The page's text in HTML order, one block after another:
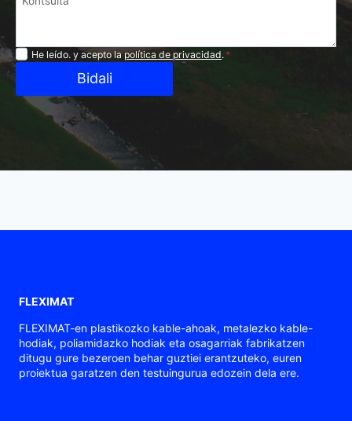
Privacidad
He leído. y acepto lapolítica de privacidad. *
Bidali
FLEXIMAT
FLEXIMAT-en plastikozko kable-ahoak, metalezko kable-
hodiak, poliamidazko hodiak eta osagarriak fabrikatzen
ditugu gure bezeroen behar guztiei erantzuteko, euren
proiektua garatzen den testuingurua edozein dela ere.